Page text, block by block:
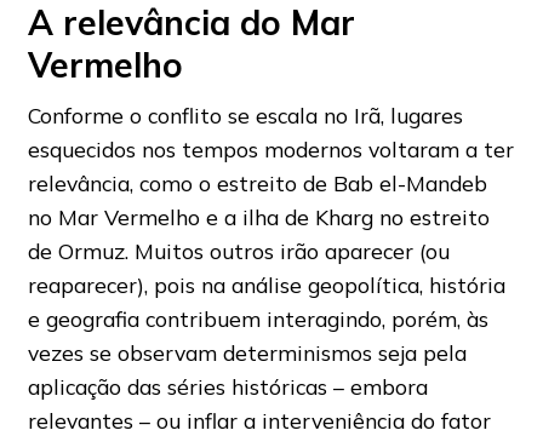
A relevância do Mar
Vermelho
Conforme o conflito se escala no Irã, lugares
esquecidos nos tempos modernos voltaram a ter
relevância, como o estreito de Bab el-Mandeb
no Mar Vermelho e a ilha de Kharg no estreito
de Ormuz. Muitos outros irão aparecer (ou
reaparecer), pois na análise geopolítica, história
e geografia contribuem interagindo, porém, às
vezes se observam determinismos seja pela
aplicação das séries históricas – embora
relevantes – ou inflar a interveniência do fator